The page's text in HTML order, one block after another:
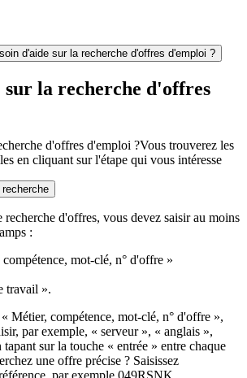
d'aide sur la recherche d'offres d'emploi ?
sur la recherche d'offres
d'offres d'emploi ?Vous trouverez les
en cliquant sur l'étape qui vous intéresse
recherche d'offres, vous devez saisir au moins
:
mot-clé, n° d'offre »
travail ».
Métier, compétence, mot-clé, n° d'offre »,
par exemple, « serveur », « anglais »,
tapant sur la touche « entrée » entre chaque
une offre précise ? Saisissez
par exemple 049RSNK.